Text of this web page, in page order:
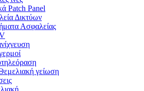
Patch Panel
Δικτύων
Ασφαλείας
γείωση